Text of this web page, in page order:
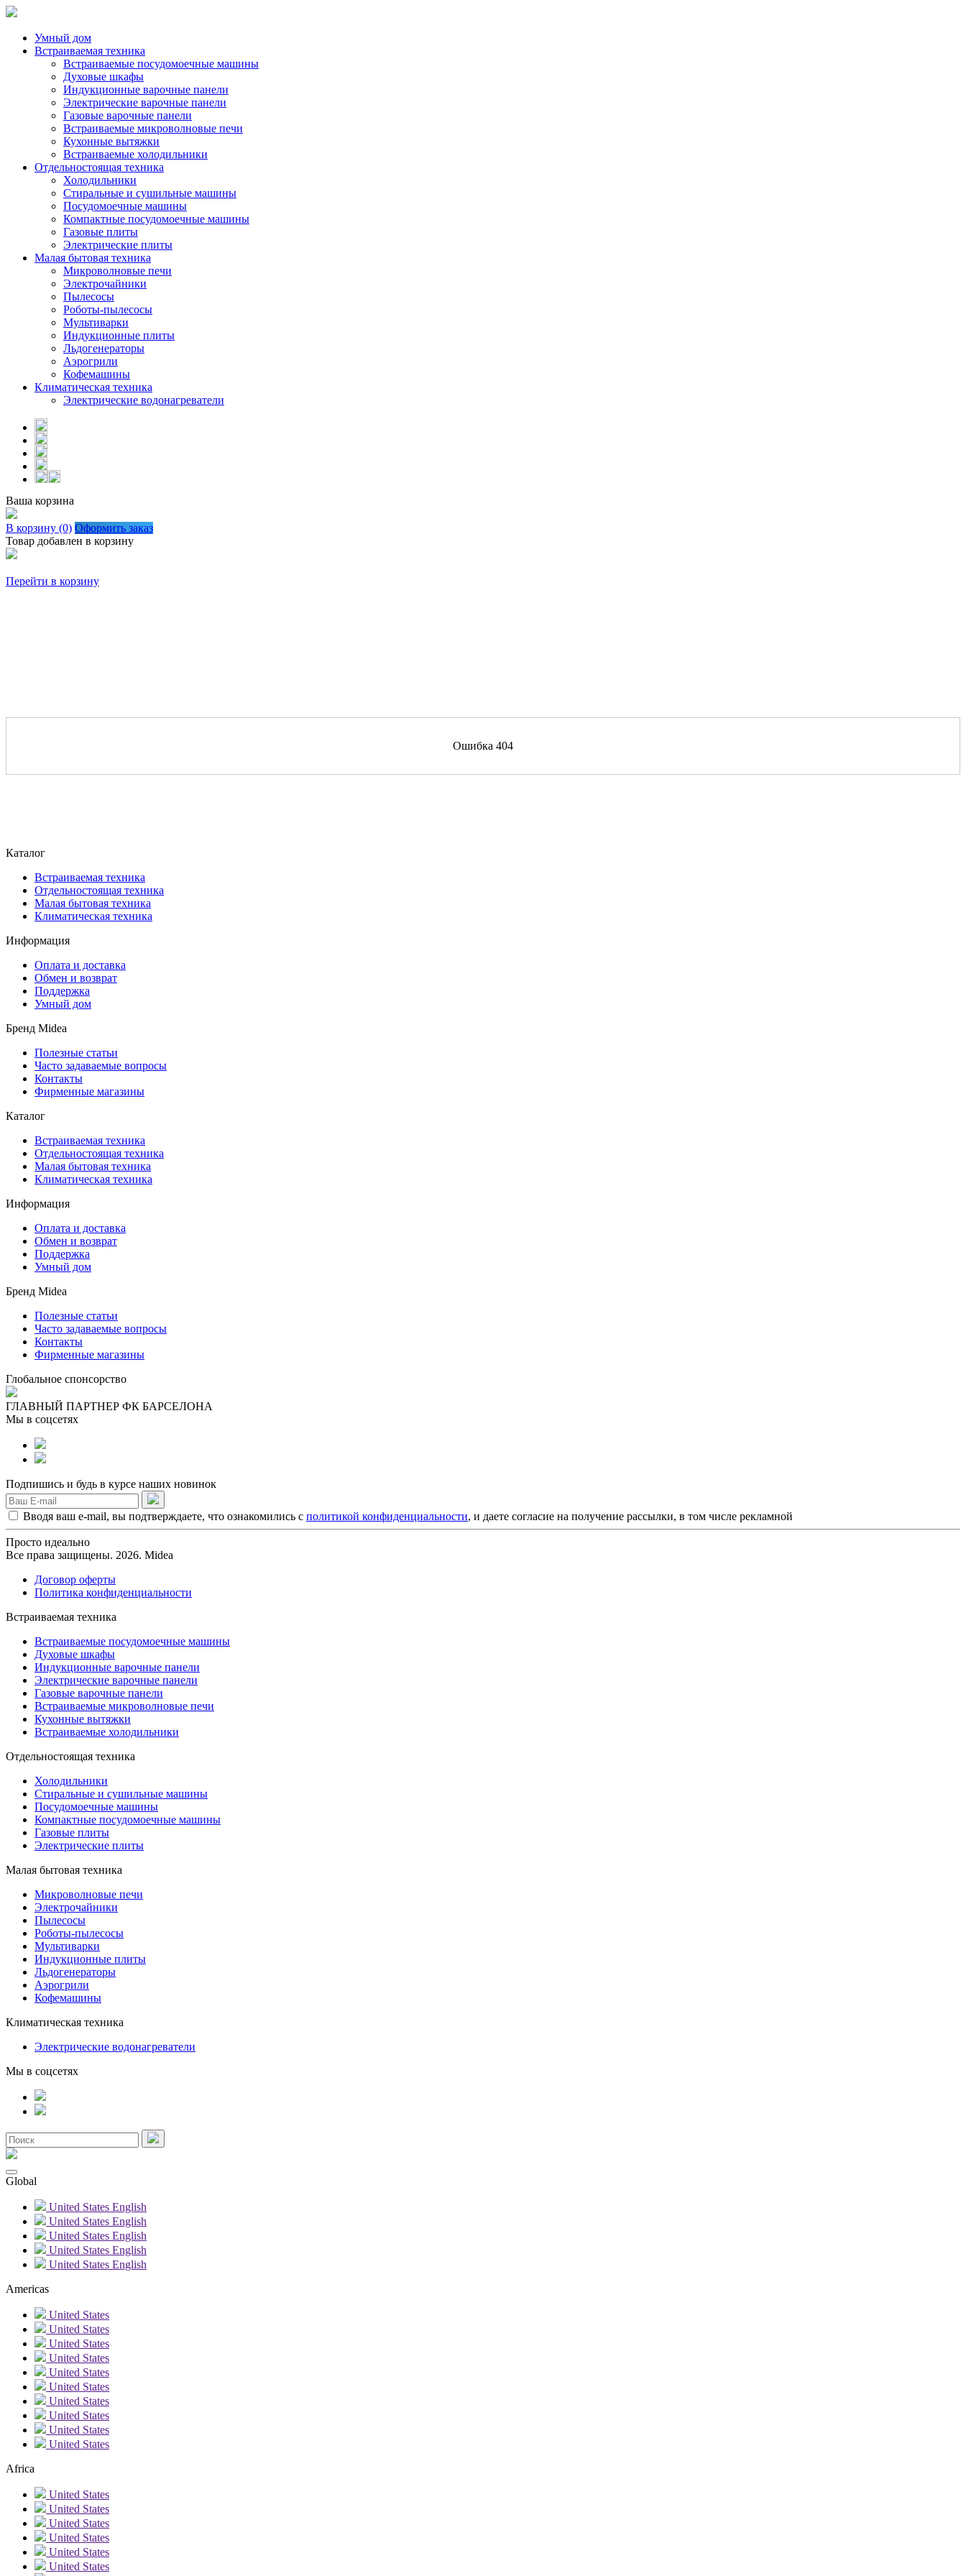
Умный дом
Встраиваемая техника
Встраиваемые посудомоечные машины
Духовые шкафы
Индукционные варочные панели
Электрические варочные панели
Газовые варочные панели
Встраиваемые микроволновые печи
Кухонные вытяжки
Встраиваемые холодильники
Отдельностоящая техника
Холодильники
Стиральные и сушильные машины
Посудомоечные машины
Компактные посудомоечные машины
Газовые плиты
Электрические плиты
Малая бытовая техника
Микроволновые печи
Электрочайники
Пылесосы
Роботы-пылесосы
Мультиварки
Индукционные плиты
Льдогенераторы
Аэрогрили
Кофемашины
Климатическая техника
Электрические водонагреватели
Ваша корзина
В корзину (0) Оформить заказ
Товар добавлен в корзину
Перейти в корзину
Ошибка 404
Каталог
Встраиваемая техника
Отдельностоящая техника
Малая бытовая техника
Климатическая техника
Информация
Оплата и доставка
Обмен и возврат
Поддержка
Умный дом
Бренд Midea
Полезные статьи
Часто задаваемые вопросы
Контакты
Фирменные магазины
Каталог
Встраиваемая техника
Отдельностоящая техника
Малая бытовая техника
Климатическая техника
Информация
Оплата и доставка
Обмен и возврат
Поддержка
Умный дом
Бренд Midea
Полезные статьи
Часто задаваемые вопросы
Контакты
Фирменные магазины
Глобальное спонсорство
ГЛАВНЫЙ ПАРТНЕР ФК БАРСЕЛОНА
Мы в соцсетях
Подпишись и будь в курсе наших новинок
Вводя ваш e-mail, вы подтверждаете, что ознакомились с политикой конфиденциальности, и даете согласие на получение рассылки, в том числе рекламной
Просто идеально
Все права защищены. 2026. Midea
Договор оферты
Политика конфиденциальности
Встраиваемая техника
Встраиваемые посудомоечные машины
Духовые шкафы
Индукционные варочные панели
Электрические варочные панели
Газовые варочные панели
Встраиваемые микроволновые печи
Кухонные вытяжки
Встраиваемые холодильники
Отдельностоящая техника
Холодильники
Стиральные и сушильные машины
Посудомоечные машины
Компактные посудомоечные машины
Газовые плиты
Электрические плиты
Малая бытовая техника
Микроволновые печи
Электрочайники
Пылесосы
Роботы-пылесосы
Мультиварки
Индукционные плиты
Льдогенераторы
Аэрогрили
Кофемашины
Климатическая техника
Электрические водонагреватели
Мы в соцсетях
Global
United States English
United States English
United States English
United States English
United States English
Americas
United States
United States
United States
United States
United States
United States
United States
United States
United States
United States
Africa
United States
United States
United States
United States
United States
United States